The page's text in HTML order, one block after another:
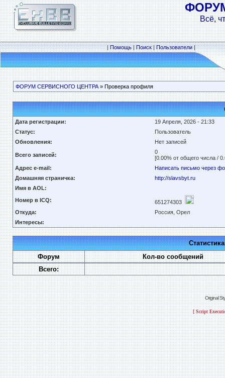
Всё,
|Помощь|Поиск|Пользователи|
ФОРУМ СЕРВИСНОГО ЦЕНТРА» Проверка профиля
Дата регистрации:
19 Апреля, 2026 - 21:33
Статус:
Пользователь
Обновления:
Нет записей
Всего записей:
0
[0.00% от общего числа /
Адрес e-mail:
Написать письмо через
Домашняя страничка:
http://slavsbyt.ru
Имя в AOL:
Номер в ICQ:
651274303
Откуда:
Россия, Орел
Интересы:
Форум
Кол-во сообщений
Всего:
Original
[ Script